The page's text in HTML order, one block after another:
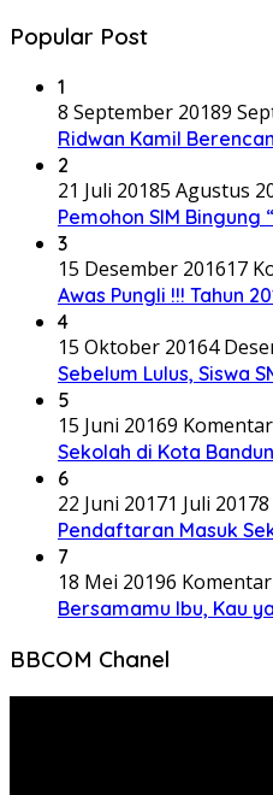
Popular Post
1
8 September 20189
Ridwan Kamil
2
21 Juli 20185 Agustus
Pemohon SIM
3
15 Desember 201617
Awas Pungli !!! Tahun
4
15 Oktober 20164
Sebelum Lulus, Siswa
5
15 Juni 20169 Komentar
Sekolah di Kota
6
22 Juni 20171 Juli 2017
Pendaftaran Masuk
7
18 Mei 20196 Komentar
Bersamamu Ibu, Kau
BBCOM Chanel